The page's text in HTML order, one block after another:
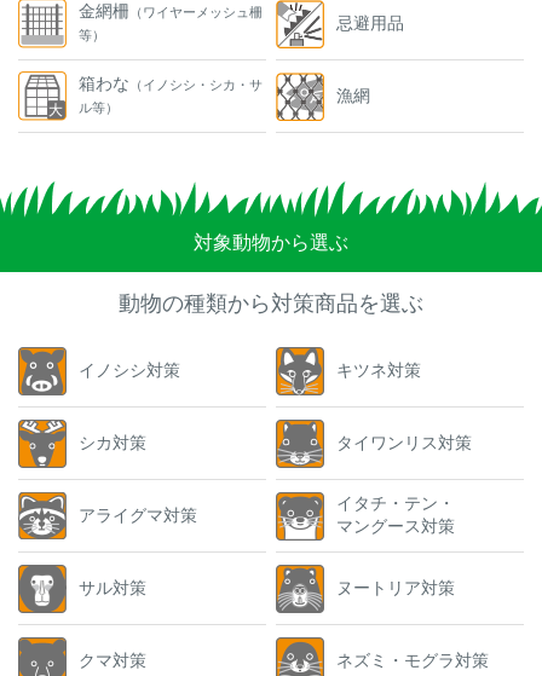
金網柵 （ワイヤーメッシュ柵
等）
箱わな （イノシシ・シカ・サ
ル等）
忌避用品
漁網
対象動物から選ぶ
動物の種類から対策商品を選ぶ
イノシシ対策
シカ対策
アライグマ対策
サル対策
クマ対策
キツネ対策
タイワンリス対策
イタチ・テン・
マングース対策
ヌートリア対策
ネズミ・モグラ対策